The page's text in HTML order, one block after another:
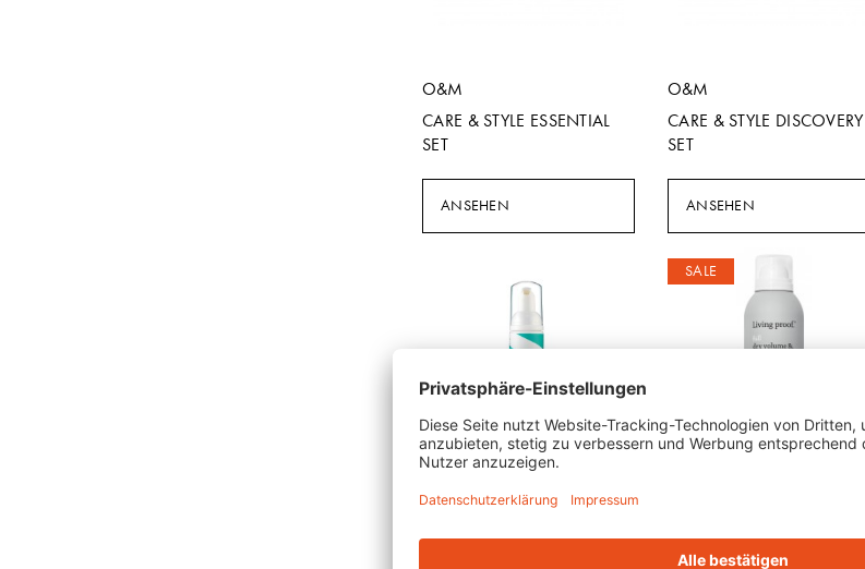
O&M
CARE & STYLE ESSENTIAL
SET
ANSEHEN
O&M
CARE & STYLE DISCOVERY
SET
ANSEHEN
SALE
FULL DRY VOLUME &